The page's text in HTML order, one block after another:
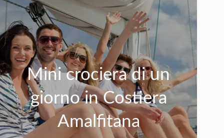
Mini crociera di un
giorno in Costiera
Amalfitana